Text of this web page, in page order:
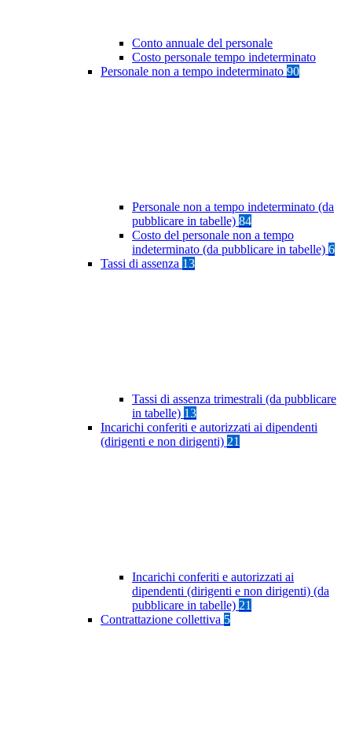
Conto annuale del personale
Costo personale tempo indeterminato
Personale non a tempo indeterminato 90
Personale non a tempo indeterminato (da
pubblicare in tabelle) 84
Costo del personale non a tempo
indeterminato (da pubblicare in tabelle) 6
Tassi di assenza 13
Tassi di assenza trimestrali (da pubblicare
in tabelle) 13
Incarichi conferiti e autorizzati ai dipendenti
(dirigenti e non dirigenti) 21
Incarichi conferiti e autorizzati ai
dipendenti (dirigenti e non dirigenti) (da
pubblicare in tabelle) 21
Contrattazione collettiva 5